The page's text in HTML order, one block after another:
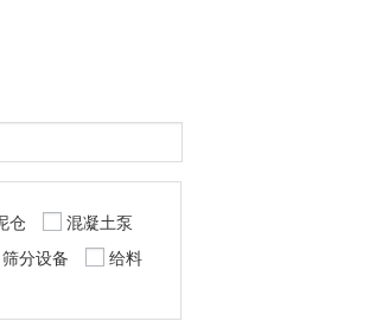
仓
混凝土泵
筛分设备
给料